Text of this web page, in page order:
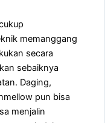
memanggang
secara
sebaiknya
Daging,
pun bisa
menjalin